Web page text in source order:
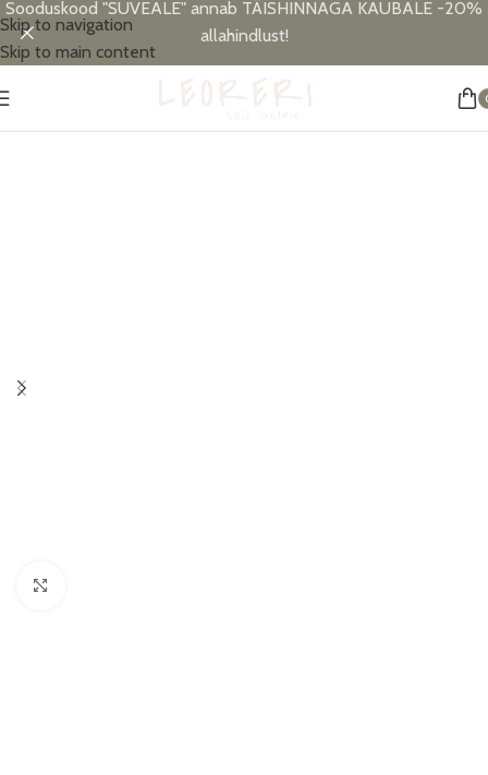
Skip to navigation
Skip to main content
Sooduskood "SUVEALE" annab TÄISHINNAGA KAUBALE -20%
allahindlust!
Esileht